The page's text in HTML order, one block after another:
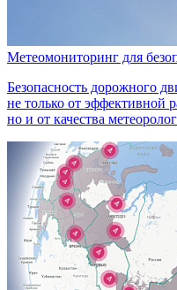
Метеомониторинг для
Безопасность дорожного
не только от эффективной
но и от качества